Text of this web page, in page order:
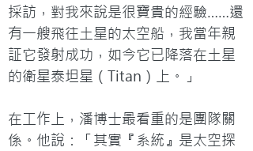
採訪，對我來說是很寶貴的經驗……還
有一艘飛往土星的太空船，我當年親
証它發射成功，如今它已降落在土星
的衛星泰坦星（Titan）上。」
在工作上，潘博士最看重的是團隊關
係。他說：「其實『系統』是太空探